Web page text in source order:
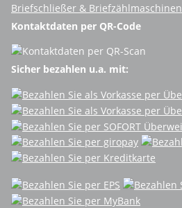
Briefschließer & Briefzählmaschinen
Kontaktdaten per QR-Code
Sicher bezahlen u.a. mit: